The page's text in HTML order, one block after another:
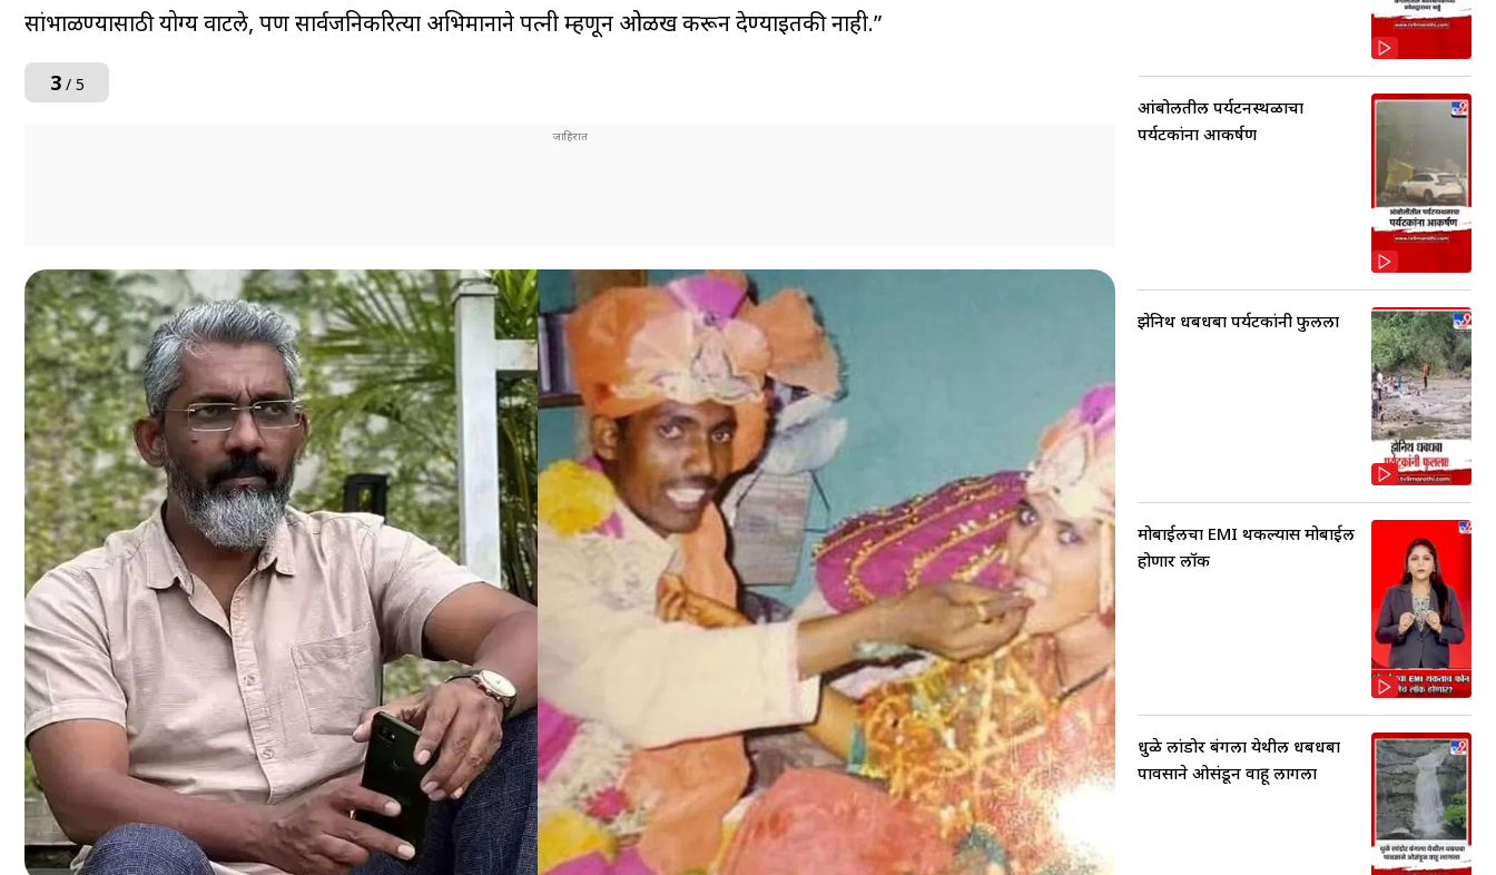
सांभाळण्यासाठी योग्य वाटले, पण सार्वजनिकरित्या अभिमानाने पत्नी म्हणून ओळख करून देण्याइतकी नाही.”
3/ 5
आंबोलीतील पर्यटनस्थळाचा
पर्यटकांना आकर्षण
झेनिथ धबधबा पर्यटकांनी फुलला
मोबाईलचा EMI थकल्यास मोबाईल
होणार लॉक
धुळे लांडोर बंगला येथील धबधबा
पावसाने ओसंडून वाहू लागला